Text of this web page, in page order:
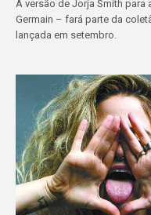
A versão de Jorja Smith para
Germain – fará parte da
lançada em setembro.